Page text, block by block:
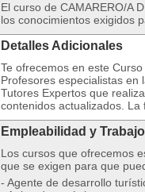
El curso de CAMARERO/A
los conocimientos exigidos
Detalles Adicionales
Te ofrecemos en este
Profesores especialistas en
Tutores Expertos que
contenidos actualizados. La
Empleabilidad y Trabajo
Los cursos que ofrecemos
que se exigen para que
- Agente de desarrollo